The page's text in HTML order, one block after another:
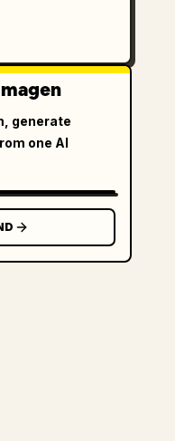
generate
one AI